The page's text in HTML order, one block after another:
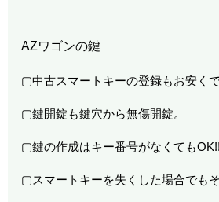
AZワゴンの鍵
▢中古スマートキーの登録もお安く
▢鍵開錠も鍵穴から無傷開錠。
▢鍵の作成はキー番号がなくてもOK!!
▢スマートキーを失くした場合でも